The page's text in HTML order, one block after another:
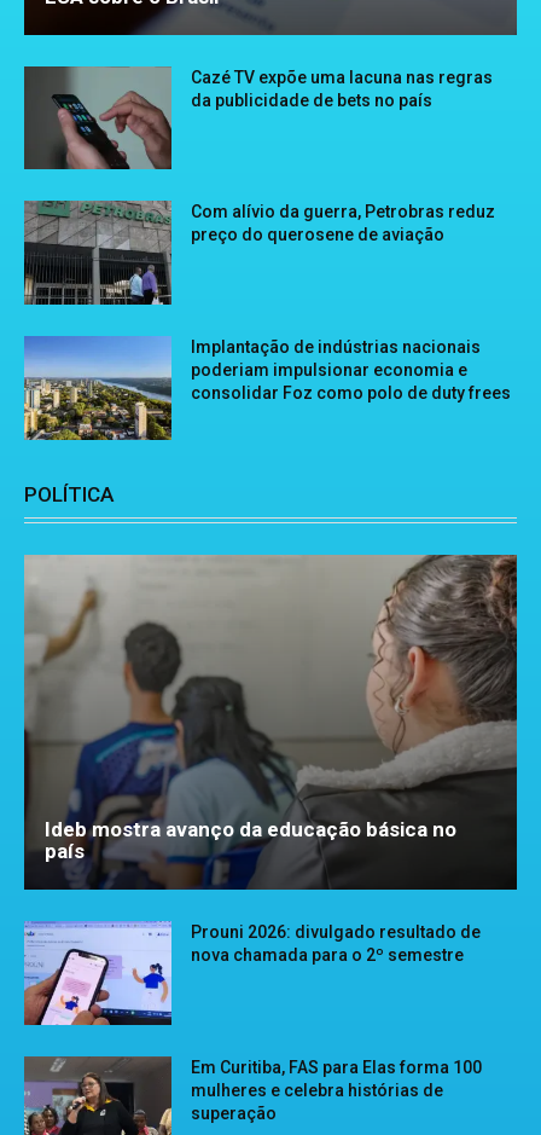
Cazé TV expõe uma lacuna nas regras
da publicidade de bets no país
Com alívio da guerra, Petrobras reduz
preço do querosene de aviação
Implantação de indústrias nacionais
poderiam impulsionar economia e
consolidar Foz como polo de duty frees
POLÍTICA
Ideb mostra avanço da educação básica no
país
Prouni 2026: divulgado resultado de
nova chamada para o 2º semestre
Em Curitiba, FAS para Elas forma 100
mulheres e celebra histórias de
superação